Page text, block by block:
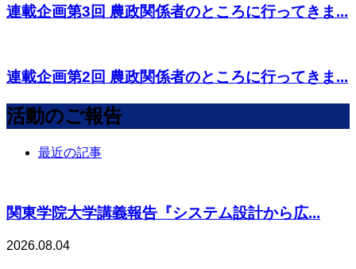
連載企画第3回 農政関係者のところに行ってきま...
連載企画第2回 農政関係者のところに行ってきま...
活動のご報告
最近の記事
関東学院大学講義報告『システム設計から広...
2026.08.04